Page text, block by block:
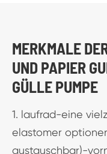
MERKMALE
UND PAPIER
GÜLLE PUMPE
1. laufrad-eine
elastomer
austauschbar)-